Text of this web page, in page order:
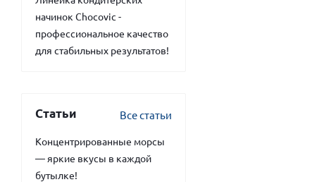
начинок Chocovic -
профессиональное качество
для стабильных результатов!
Статьи Все статьи
Концентрированные морсы
— яркие вкусы в каждой
бутылке!